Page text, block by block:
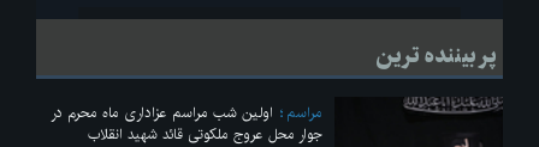
پر بیننده ترین
مراسم
اولین شب مراسم عزاداری ماه محرم در
جوار محل عروج ملکوتی قائد شهید انقلاب